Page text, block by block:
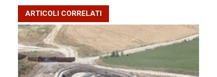
ARTICOLI CORRELATI